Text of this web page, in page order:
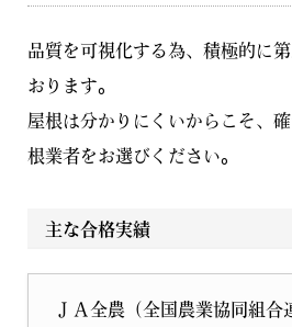
品質を可視化する為、積極的に
おります。
屋根は分かりにくいからこそ、
根業者をお選びください。
主な合格実績
ＪＡ全農（全国農業協同組